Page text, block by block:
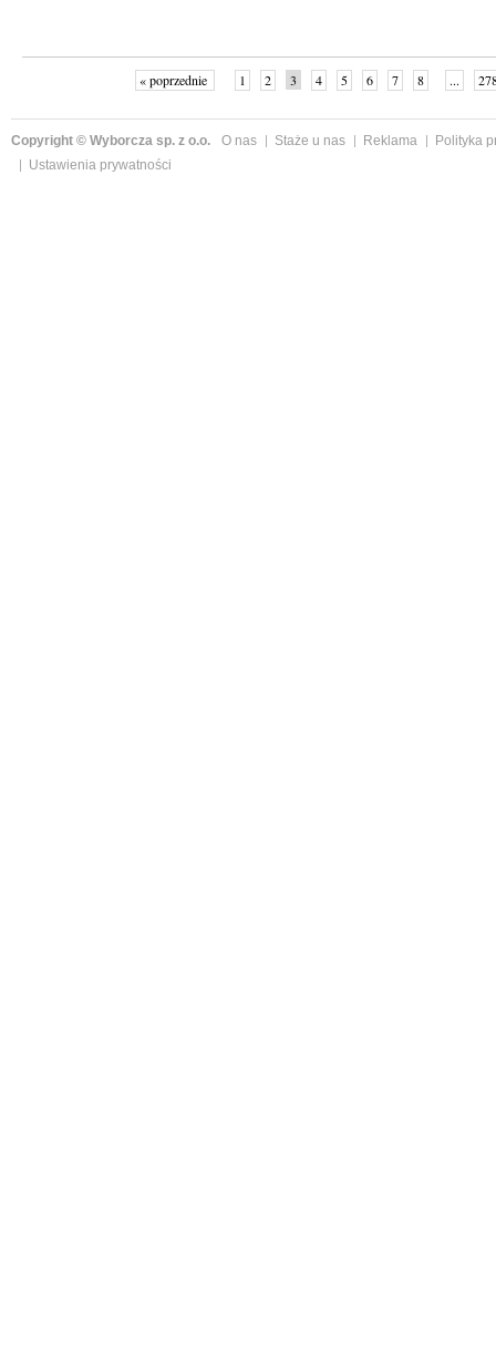
« poprzednie 1 2 3 4 5 6 7 8 ...
Copyright © Wyborcza sp. z o.o. O nas Staże u nas Reklama
Polityka
Ustawienia prywatności